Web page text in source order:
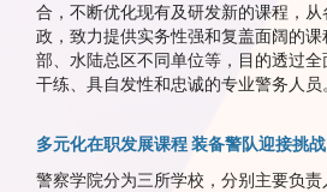
合，不断优化现有及研发新的课程，
政，致力提供实务性强和复盖面阔的
部、水陆总区不同单位等，目的透过全
干练、具自发性和忠诚的专业警务人员
多元化在职发展课程 装备警队迎接挑战
警察学院分为三所学校，分别主要负